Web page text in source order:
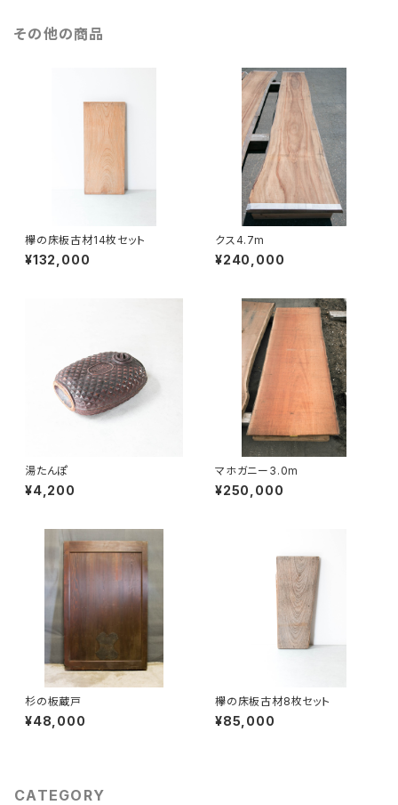
その他の商品
欅の床板古材14枚セット
¥132,000
クス4.7m
¥240,000
湯たんぽ
¥4,200
マホガニー3.0m
¥250,000
杉の板蔵戸
¥48,000
欅の床板古材8枚セット
¥85,000
CATEGORY